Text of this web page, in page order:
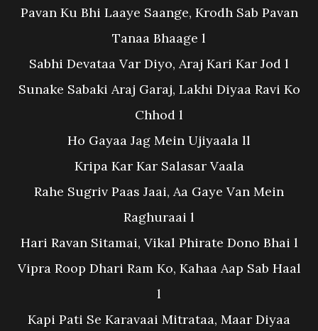
Pavan Ku Bhi Laaye Saange, Krodh Sab Pavan
Tanaa Bhaage l
Sabhi Devataa Var Diyo, Araj Kari Kar Jod l
Sunake Sabaki Araj Garaj, Lakhi Diyaa Ravi Ko
Chhod l
Ho Gayaa Jag Mein Ujiyaala ll
Kripa Kar Kar Salasar Vaala
Rahe Sugriv Paas Jaai, Aa Gaye Van Mein
Raghuraai l
Hari Ravan Sitamai, Vikal Phirate Dono Bhai l
Vipra Roop Dhari Ram Ko, Kahaa Aap Sab Haal
l
Kapi Pati Se Karavaai Mitrataa, Maar Diyaa